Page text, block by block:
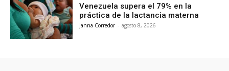
Venezuela supera el 79% en la
práctica de la lactancia materna
Janna Corredor - agosto 8, 2026